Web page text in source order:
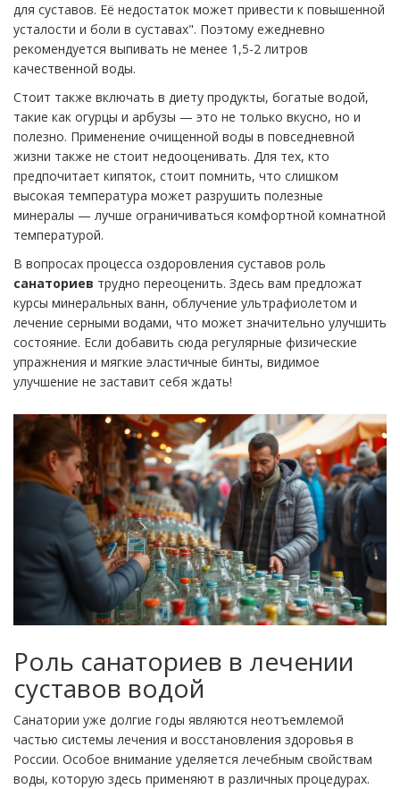
для суставов. Её недостаток может привести к повышенной
усталости и боли в суставах". Поэтому ежедневно
рекомендуется выпивать не менее 1,5-2 литров
качественной воды.
Стоит также включать в диету продукты, богатые водой,
такие как огурцы и арбузы — это не только вкусно, но и
полезно. Применение очищенной воды в повседневной
жизни также не стоит недооценивать. Для тех, кто
предпочитает кипяток, стоит помнить, что слишком
высокая температура может разрушить полезные
минералы — лучше ограничиваться комфортной комнатной
температурой.
В вопросах процесса оздоровления суставов роль
санаториев трудно переоценить. Здесь вам предложат
курсы минеральных ванн, облучение ультрафиолетом и
лечение серными водами, что может значительно улучшить
состояние. Если добавить сюда регулярные физические
упражнения и мягкие эластичные бинты, видимое
улучшение не заставит себя ждать!
Роль санаториев в лечении
суставов водой
Санатории уже долгие годы являются неотъемлемой
частью системы лечения и восстановления здоровья в
России. Особое внимание уделяется лечебным свойствам
воды, которую здесь применяют в различных процедурах.